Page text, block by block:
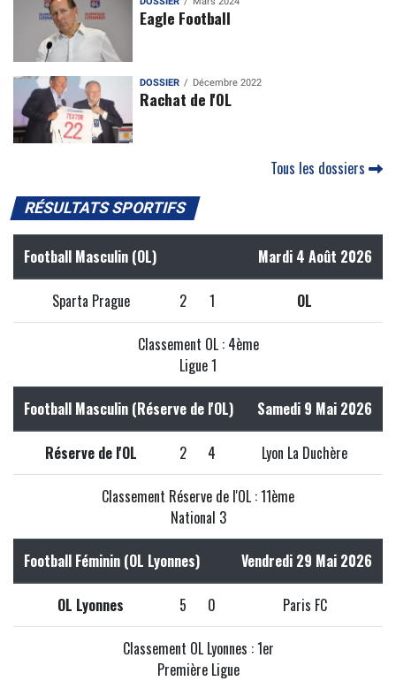
Eagle Football
DOSSIER Décembre 2022
Rachat de l'OL
Tous les dossiers
RÉSULTATS SPORTIFS
Football Masculin (OL) Mardi 4 Août 2026
Sparta Prague 2 1 OL
Classement OL : 4ème
Ligue 1
Football Masculin (Réserve de l'OL) Samedi 9 Mai 2026
Réserve de l'OL 2 4 Lyon La Duchère
Classement Réserve de l'OL : 11ème
National 3
Football Féminin (OL Lyonnes) Vendredi 29 Mai 2026
OL Lyonnes 5 0 Paris FC
Classement OL Lyonnes : 1er
Première Ligue